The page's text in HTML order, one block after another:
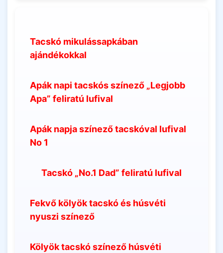
Tacskó mikulássapkában
ajándékokkal
Apák napi tacskós színező „Legjobb
Apa” feliratú lufival
Apák napja színező tacskóval lufival
No 1
Tacskó „No.1 Dad” feliratú lufival
Fekvő kölyök tacskó és húsvéti
nyuszi színező
Kölyök tacskó színező húsvéti